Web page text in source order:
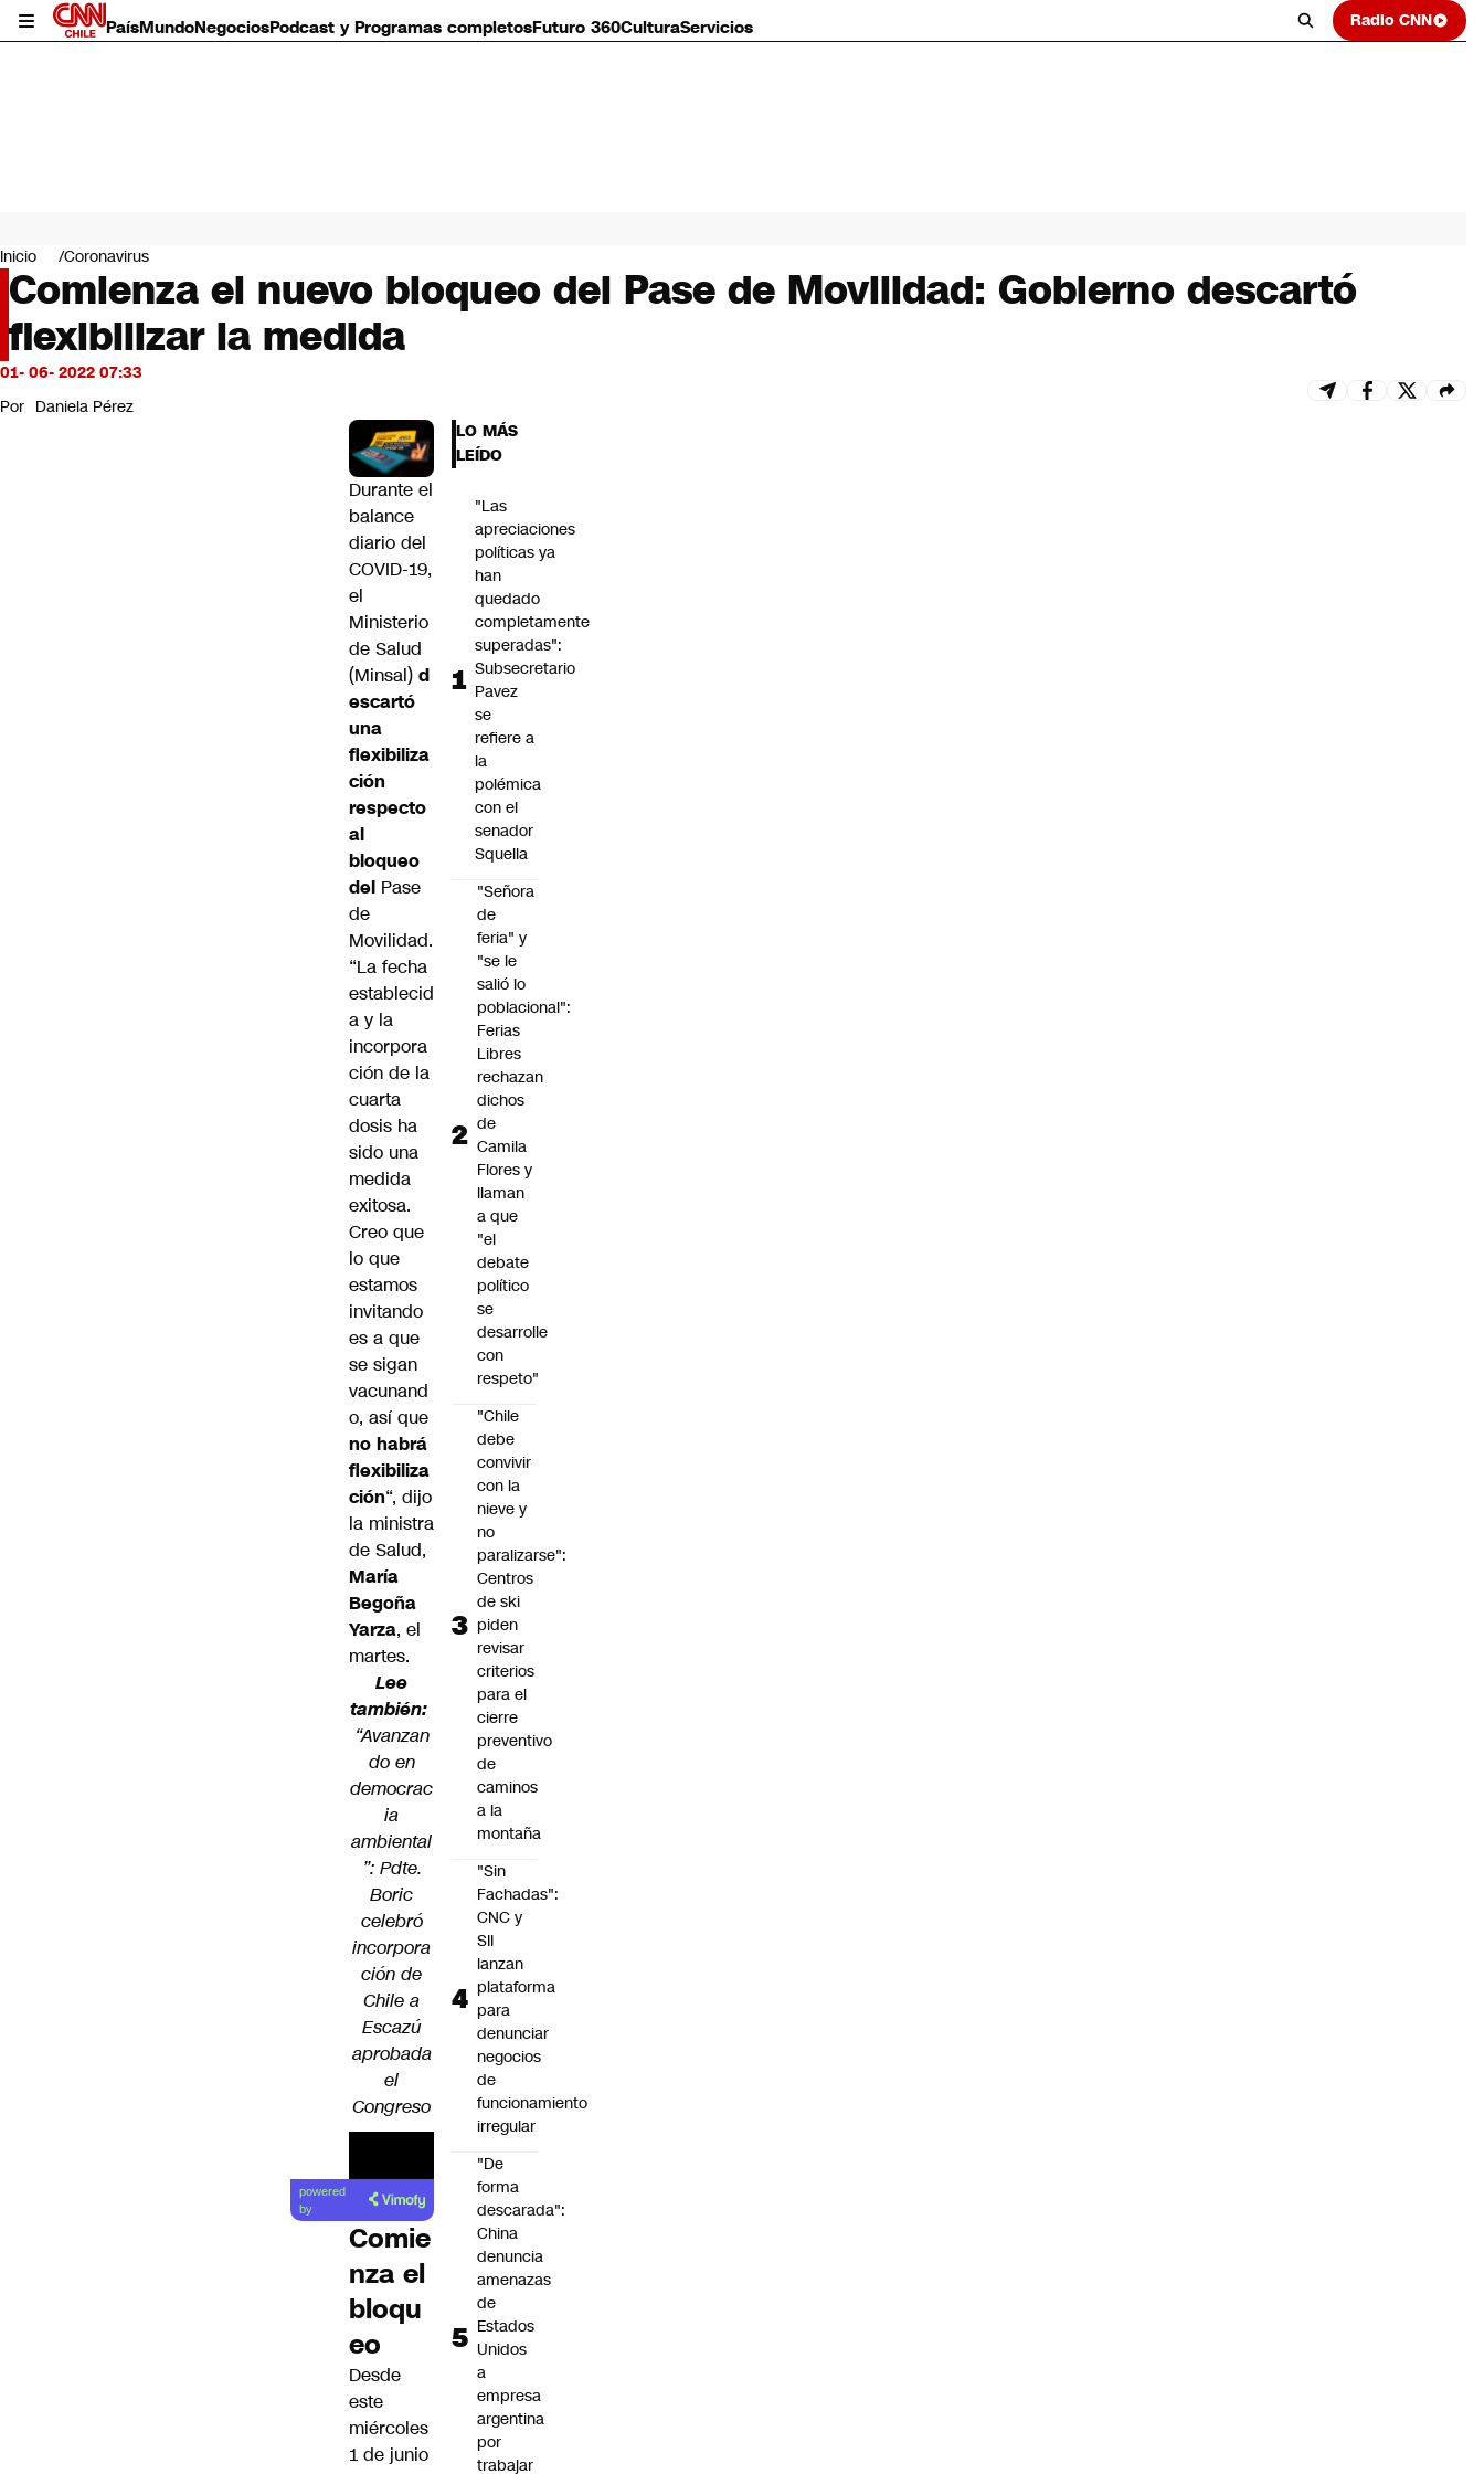
PaísMundoNegociosPodcast y Programas completosFuturo 360CulturaServicios Radio CNN
Mundo
Negocios
Deportes
Programas completos
Cultura
Servicios
Bits
CNN Data
Inicio Coronavirus
Comienza el nuevo bloqueo del Pase de Movilidad: Gobierno descartó
flexibilizar la medida
01- 06- 2022 07:33
Por Daniela Pérez
Durante el
balance
diario del
COVID-19,
el
Ministerio
de Salud
(Minsal) d
escartó
una
flexibiliza
ción
respecto
al
bloqueo
del Pase
de
Movilidad.
“La fecha
establecid
a y la
incorpora
ción de la
cuarta
dosis ha
sido una
medida
exitosa.
Creo que
lo que
estamos
invitando
es a que
se sigan
vacunand
o, así que
no habrá
flexibiliza
ción“, dijo
la ministra
de Salud,
María
Begoña
Yarza, el
martes.
Lee
también:
“Avanzan
do en
democrac
ia
ambiental
”: Pdte.
Boric
celebró
incorpora
ción de
Chile a
Escazú
aprobada
el
Congreso
powered
by
Comie
nza el
bloqu
eo
Desde
este
miércoles
1 de junio
LO MÁS
LEÍDO
"Las
apreciaciones
políticas ya
han
quedado
completamente
superadas":
Subsecretario
Pavez
se
refiere a
la
polémica
con el
senador
Squella
"Señora
de
feria" y
"se le
salió lo
poblacional":
Ferias
Libres
rechazan
dichos
de
Camila
Flores y
llaman
a que
"el
debate
político
se
desarrolle
con
respeto"
"Chile
debe
convivir
con la
nieve y
no
paralizarse":
Centros
de ski
piden
revisar
criterios
para el
cierre
preventivo
de
caminos
a la
montaña
"Sin
Fachadas":
CNC y
SII
lanzan
plataforma
para
denunciar
negocios
de
funcionamiento
irregular
"De
forma
descarada":
China
denuncia
amenazas
de
Estados
Unidos
a
empresa
argentina
por
trabajar